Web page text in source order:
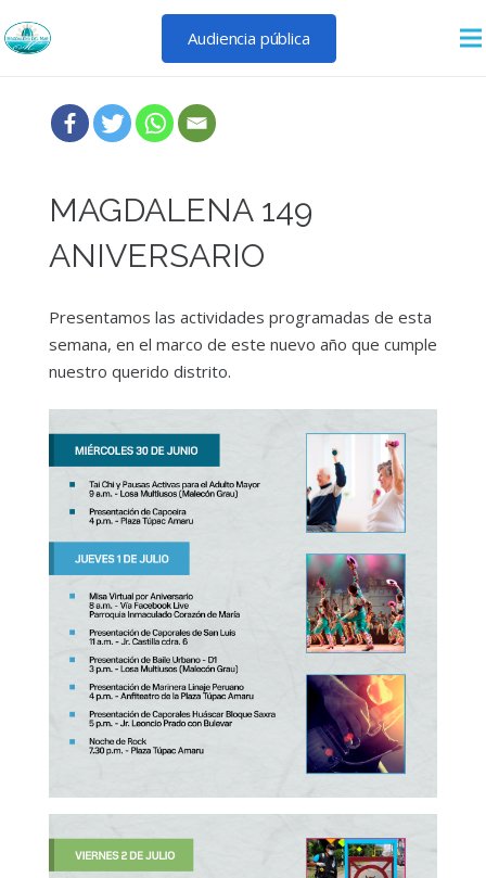
Audiencia pública
MAGDALENA 149
ANIVERSARIO
Presentamos las actividades programadas de esta
semana, en el marco de este nuevo año que cumple
nuestro querido distrito.